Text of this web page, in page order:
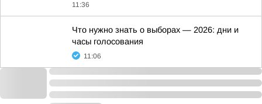
11:36
Что нужно знать о выборах — 2026: дни и
часы голосования
11:06